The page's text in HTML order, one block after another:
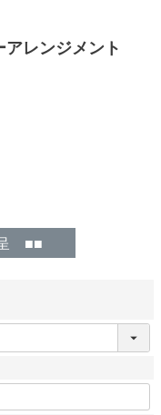
レンジメント
■■